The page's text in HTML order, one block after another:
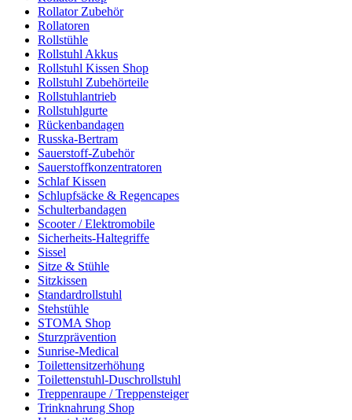
Rollator Zubehör
Rollatoren
Rollstühle
Rollstuhl Akkus
Rollstuhl Kissen Shop
Rollstuhl Zubehörteile
Rollstuhlantrieb
Rollstuhlgurte
Rückenbandagen
Russka-Bertram
Sauerstoff-Zubehör
Sauerstoffkonzentratoren
Schlaf Kissen
Schlupfsäcke & Regencapes
Schulterbandagen
Scooter / Elektromobile
Sicherheits-Haltegriffe
Sissel
Sitze & Stühle
Sitzkissen
Standardrollstuhl
Stehstühle
STOMA Shop
Sturzprävention
Sunrise-Medical
Toilettensitzerhöhung
Toilettenstuhl-Duschrollstuhl
Treppenraupe / Treppensteiger
Trinknahrung Shop